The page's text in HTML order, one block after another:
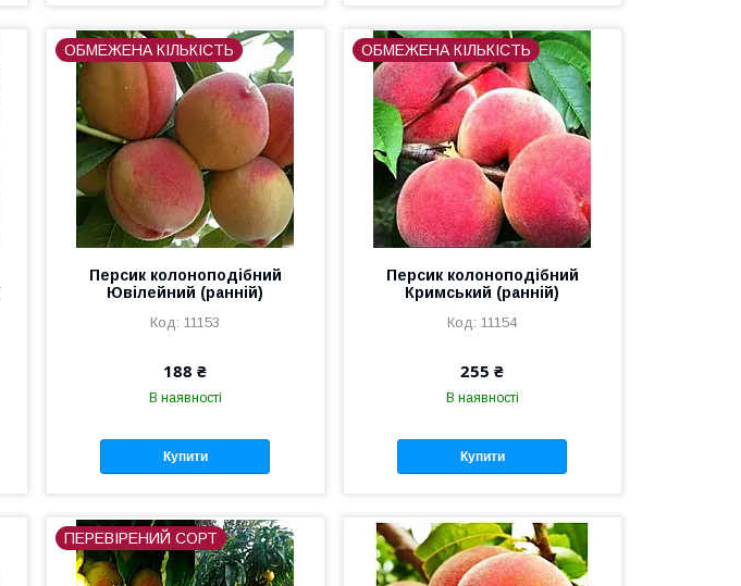
ОБМЕЖЕНА КІЛЬКІСТЬ
Персик колоноподібний
Ювілейний (ранній)
11153
188 ₴
В наявності
Купити
ОБМЕЖЕНА КІЛЬКІСТЬ
Персик колоноподібний
Кримський (ранній)
11154
255 ₴
В наявності
Купити
ПЕРЕВІРЕНИЙ СОРТ